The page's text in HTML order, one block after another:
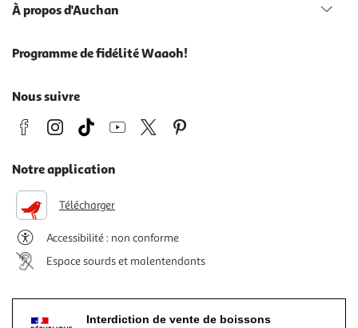
À propos d'Auchan
Programme de fidélité Waaoh!
Nous suivre
Notre application
Télécharger
Accessibilité : non conforme
Espace sourds et malentendants
Interdiction de vente de boissons